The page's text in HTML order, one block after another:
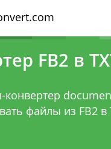
FB2 в
конвертер
файлы из FB2 в